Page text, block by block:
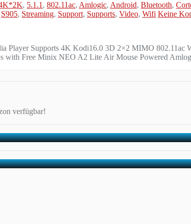
, 5.1.1, 802.11ac, Amlogic, Android, Bluetooth,
S905, Streaming, Support, Supports, Video, Wifi Keine
Supports 4K Kodi16.0 3D 2×2 MIMO 802.11ac
with Free Minix NEO A2 Lite Air Mouse Powered
verfügbar!